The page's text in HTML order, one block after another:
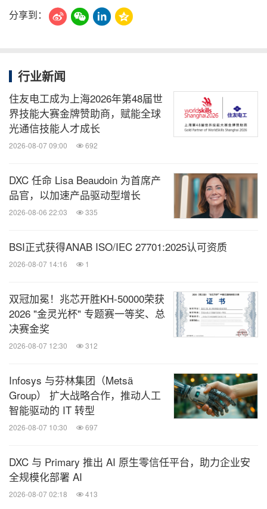
分享到：
行业新闻
住友电工成为上海2026年第48届世
界技能大赛金牌赞助商，赋能全球
光通信技能人才成长
2026-08-07 09:00 692
DXC 任命 Lisa Beaudoin 为首席产
品官，以加速产品驱动型增长
2026-08-06 22:03 335
BSI正式获得ANAB ISO/IEC 27701:2025认可资质
2026-08-07 14:16 1
双冠加冕！兆芯开胜KH‑50000荣获
2026 "金灵光杯" 专题赛一等奖、总
决赛金奖
2026-08-07 12:30 312
Infosys 与芬林集团（Metsä
Group） 扩大战略合作，推动人工
智能驱动的 IT 转型
2026-08-07 10:30 697
DXC 与 Primary 推出 AI 原生零信任平台，助力企业安
全规模化部署 AI
2026-08-07 02:18 413